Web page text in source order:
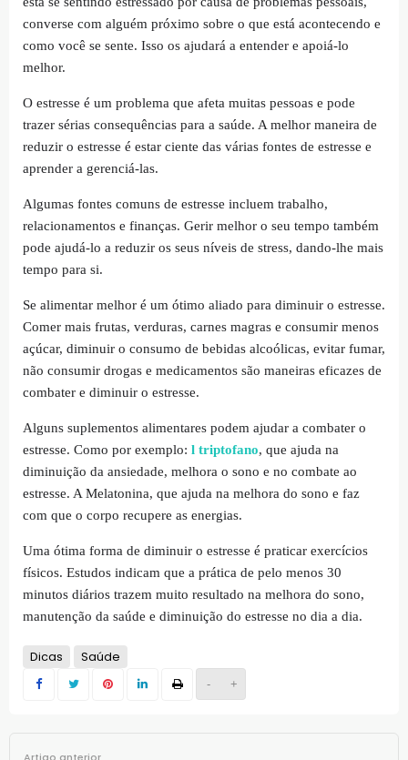
- +
converse com alguém próximo sobre o que está acontecendo e
como você se sente. Isso os ajudará a entender e apoiá-lo
melhor.
O estresse é um problema que afeta muitas pessoas e pode
trazer sérias consequências para a saúde. A melhor maneira de
reduzir o estresse é estar ciente das várias fontes de estresse e
aprender a gerenciá-las.
Algumas fontes comuns de estresse incluem trabalho,
relacionamentos e finanças. Gerir melhor o seu tempo também
pode ajudá-lo a reduzir os seus níveis de stress, dando-lhe mais
tempo para si.
Se alimentar melhor é um ótimo aliado para diminuir o estresse.
Comer mais frutas, verduras, carnes magras e consumir menos
açúcar, diminuir o consumo de bebidas alcoólicas, evitar fumar,
não consumir drogas e medicamentos são maneiras eficazes de
combater e diminuir o estresse.
Alguns suplementos alimentares podem ajudar a combater o
estresse. Como por exemplo: l triptofano, que ajuda na
diminuição da ansiedade, melhora o sono e no combate ao
estresse. A Melatonina, que ajuda na melhora do sono e faz
com que o corpo recupere as energias.
Uma ótima forma de diminuir o estresse é praticar exercícios
físicos. Estudos indicam que a prática de pelo menos 30
minutos diários trazem muito resultado na melhora do sono,
manutenção da saúde e diminuição do estresse no dia a dia.
Dicas Saúde
Artigo anterior